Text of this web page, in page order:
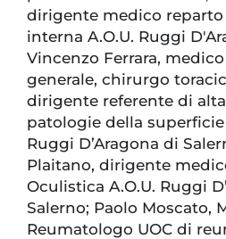
dirigente medico
interna A.O.U. Ruggi
Vincenzo Ferrara,
generale, chirurgo
dirigente referente di
patologie della superficie
Ruggi D’Aragona di
Plaitano, dirigente
Oculistica A.O.U. Ruggi
Salerno; Paolo Moscato,
Reumatologo UOC di